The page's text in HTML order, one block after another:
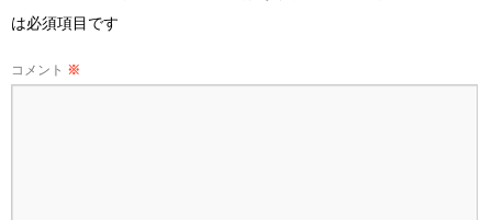
は必須項目です
コメント ※